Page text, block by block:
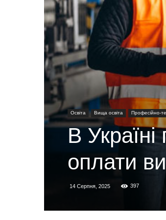
Освіта Вища освіта Професійно-
В
оплати
14 Серпня, 2025 397